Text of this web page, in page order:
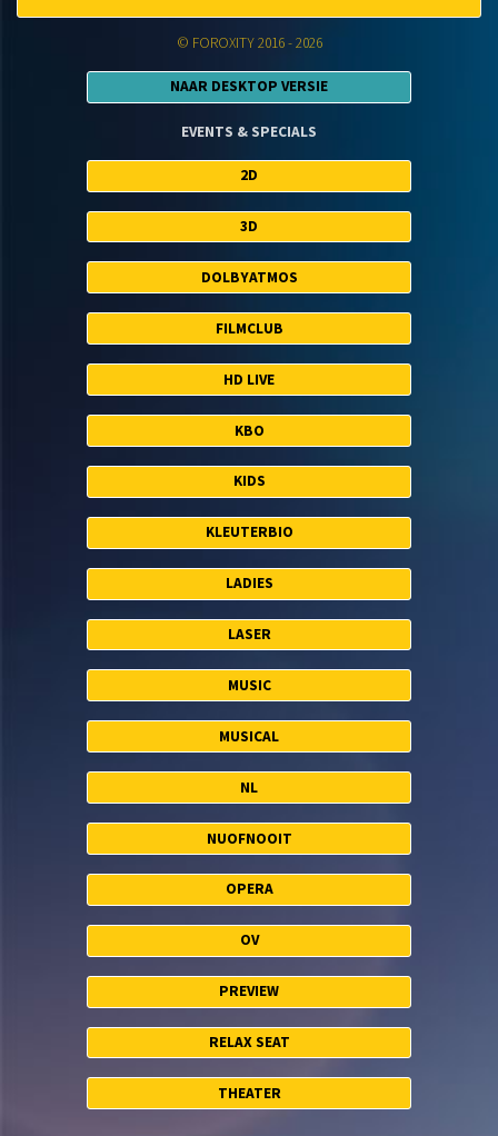
© FOROXITY 2016 - 2026
NAAR DESKTOP VERSIE
EVENTS & SPECIALS
2D
3D
DOLBYATMOS
FILMCLUB
HD LIVE
KBO
KIDS
KLEUTERBIO
LADIES
LASER
MUSIC
MUSICAL
NL
NUOFNOOIT
OPERA
OV
PREVIEW
RELAX SEAT
THEATER